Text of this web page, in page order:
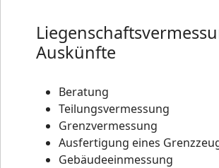
Auskünfte
Beratung
Teilungsvermessung
Grenzvermessung
Ausfertigung eines
Gebäudeeinmessung